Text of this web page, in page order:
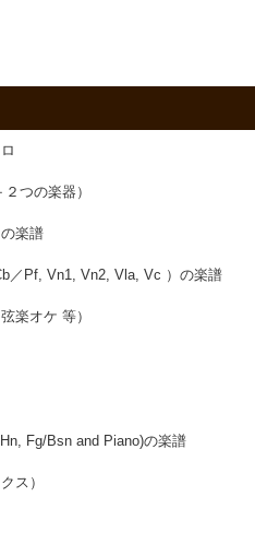
つの楽器）
楽譜
／Pf, Vn1, Vn2, Vla, Vc ）の楽譜
楽オケ 等）
Fg/Bsn and Piano)の楽譜
ス）